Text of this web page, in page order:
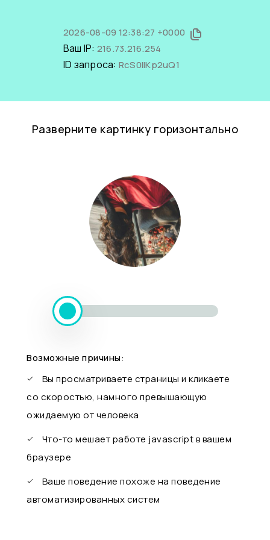
2026-08-09 12:38:27 +0000
Ваш IP: 216.73.216.254
ID запроса: RcS0llKp2uQ1
Разверните картинку горизонтально
Возможные причины:
Вы просматриваете страницы и кликаете
со скоростью, намного превышающую
ожидаемую от человека
Что-то мешает работе javascript в вашем
браузере
Ваше поведение похоже на поведение
автоматизированных систем